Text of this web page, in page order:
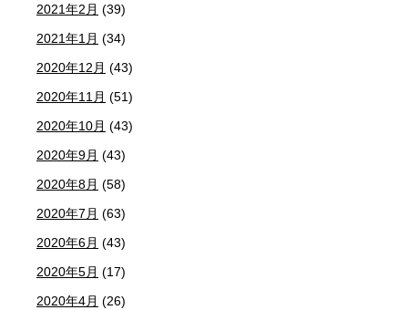
2021年2月 (39)
2021年1月 (34)
2020年12月 (43)
2020年11月 (51)
2020年10月 (43)
2020年9月 (43)
2020年8月 (58)
2020年7月 (63)
2020年6月 (43)
2020年5月 (17)
2020年4月 (26)